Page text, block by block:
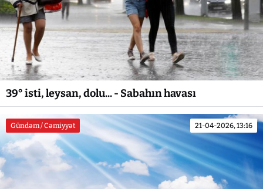
39° isti, leysan, dolu... - Sabahın havası
Gündəm / Cəmiyyət 21-04-2026, 13:16